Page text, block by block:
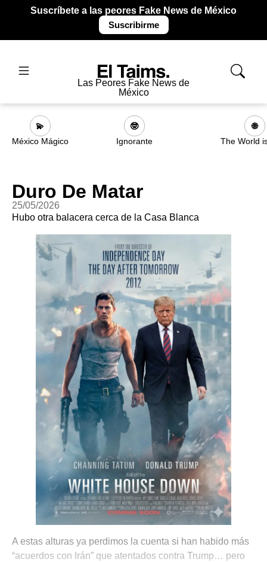
Suscríbete a las peores Fake News de México
Suscribirme
Las Peores Fake News de
México
💫
México Mágico
🤓
Ignorante
🌐
The World
Duro De Matar
25/05/2026
Hubo otra balacera cerca de la Casa Blanca
A estas alturas ya perdimos la cuenta si han habido más
“acuerdos con Irán” que atentados contra Trump… pero